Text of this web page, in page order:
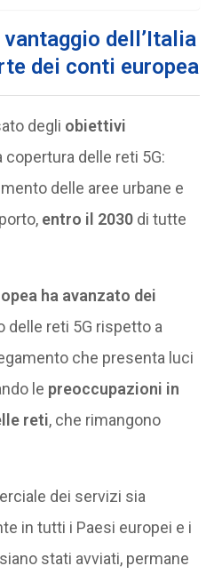
dell’Italia
dei conti europea
degli obiettivi
copertura delle reti 5G:
delle aree urbane e
entro il 2030di tutte
ha avanzato dei
delle reti 5G rispetto a
che presenta luci
le preoccupazioni in
reti, che rimangono
dei servizi sia
in tutti i Paesi europei e i
stati avviati, permane